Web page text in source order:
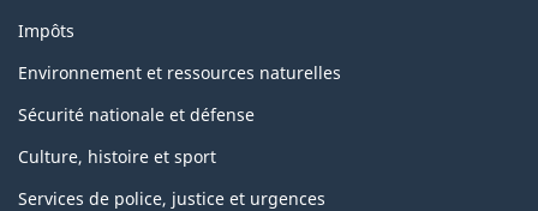
Impôts
Environnement et ressources naturelles
Sécurité nationale et défense
Culture, histoire et sport
Services de police, justice et urgences